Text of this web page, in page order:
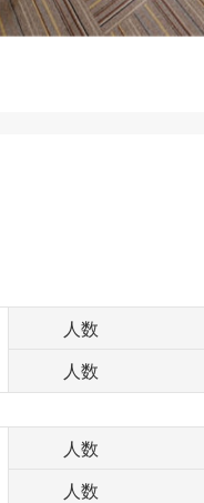
人数
人数
人数
人数